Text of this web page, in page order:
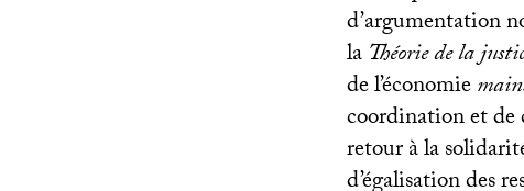
d’argumentation
laThéorie de la
de l’économie
coordination et de
retour à la